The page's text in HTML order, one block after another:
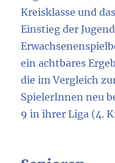
Kreisklasse und
Einstieg der
ein achtbares
die im Vergleich
SpielerInnen neu
9 in ihrer Liga (4.